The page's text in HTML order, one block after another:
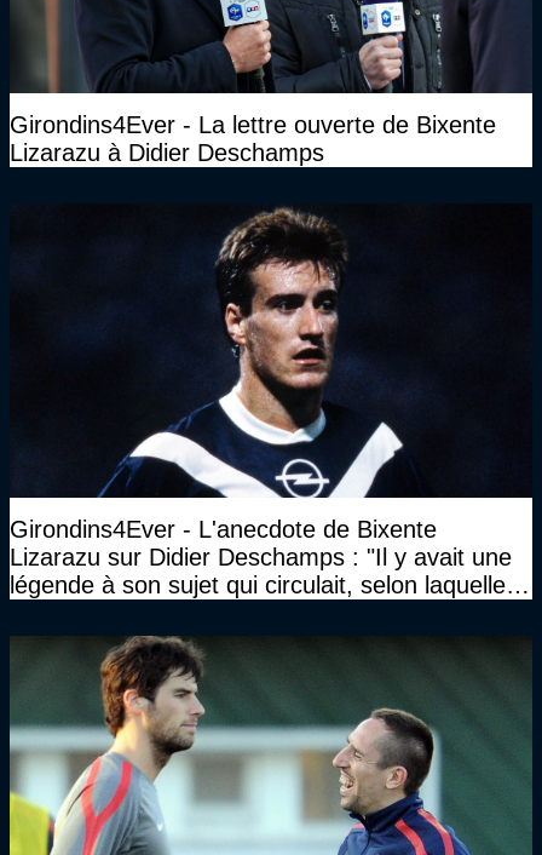
Girondins4Ever - La lettre ouverte de Bixente
Lizarazu à Didier Deschamps
Girondins4Ever - L'anecdote de Bixente
Lizarazu sur Didier Deschamps : "Il y avait une
légende à son sujet qui circulait, selon laquelle il